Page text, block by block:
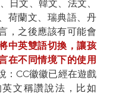
日文、韓文、法文、
荷蘭文、瑞典語、丹
，之後應該有可能會
中英雙語切換，讓孩
在不同情境下的使用
：CC徽徽已經在遊戲
文稱讚說法，比如